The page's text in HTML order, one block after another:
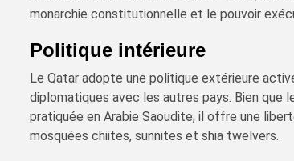
monarchie constitutionnelle et le pouvoir
Politique intérieure
Le Qatar adopte une politique extérieure
diplomatiques avec les autres pays. Bien que
pratiquée en Arabie Saoudite, il offre une
mosquées chiites, sunnites et shia twelvers.